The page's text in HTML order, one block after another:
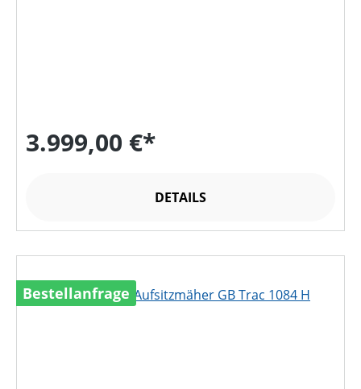
3.999,00 €*
DETAILS
Bestellanfrage